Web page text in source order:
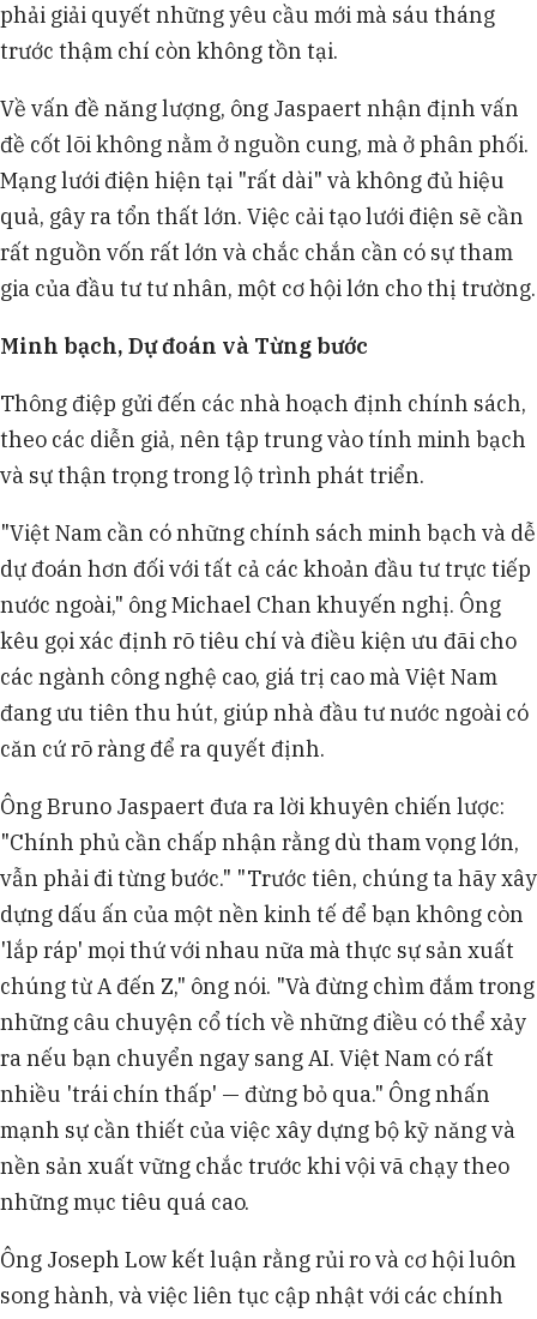
phải giải quyết những yêu cầu mới mà sáu tháng
trước thậm chí còn không tồn tại.
Về vấn đề năng lượng, ông Jaspaert nhận định vấn
đề cốt lõi không nằm ở nguồn cung, mà ở phân phối.
Mạng lưới điện hiện tại "rất dài" và không đủ hiệu
quả, gây ra tổn thất lớn. Việc cải tạo lưới điện sẽ cần
rất nguồn vốn rất lớn và chắc chắn cần có sự tham
gia của đầu tư tư nhân, một cơ hội lớn cho thị trường.
Minh bạch, Dự đoán và Từng bước
Thông điệp gửi đến các nhà hoạch định chính sách,
theo các diễn giả, nên tập trung vào tính minh bạch
và sự thận trọng trong lộ trình phát triển.
"Việt Nam cần có những chính sách minh bạch và dễ
dự đoán hơn đối với tất cả các khoản đầu tư trực tiếp
nước ngoài," ông Michael Chan khuyến nghị. Ông
kêu gọi xác định rõ tiêu chí và điều kiện ưu đãi cho
các ngành công nghệ cao, giá trị cao mà Việt Nam
đang ưu tiên thu hút, giúp nhà đầu tư nước ngoài có
căn cứ rõ ràng để ra quyết định.
Ông Bruno Jaspaert đưa ra lời khuyên chiến lược:
"Chính phủ cần chấp nhận rằng dù tham vọng lớn,
vẫn phải đi từng bước." "Trước tiên, chúng ta hãy xây
dựng dấu ấn của một nền kinh tế để bạn không còn
'lắp ráp' mọi thứ với nhau nữa mà thực sự sản xuất
chúng từ A đến Z," ông nói. "Và đừng chìm đắm trong
những câu chuyện cổ tích về những điều có thể xảy
ra nếu bạn chuyển ngay sang AI. Việt Nam có rất
nhiều 'trái chín thấp' — đừng bỏ qua." Ông nhấn
mạnh sự cần thiết của việc xây dựng bộ kỹ năng và
nền sản xuất vững chắc trước khi vội vã chạy theo
những mục tiêu quá cao.
Ông Joseph Low kết luận rằng rủi ro và cơ hội luôn
song hành, và việc liên tục cập nhật với các chính